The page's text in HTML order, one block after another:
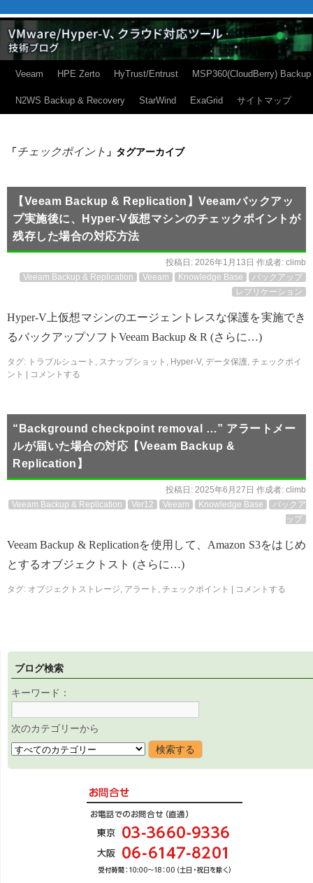
Veeam HPE Zerto HyTrust/Entrust MSP360(CloudBerry) Backup
N2WS Backup & Recovery StarWind ExaGrid サイトマップ
「チェックポイント 」タグアーカイブ
【Veeam Backup & Replication】Veeamバックアッ
プ実施後に、Hyper-V仮想マシンのチェックポイントが
残存した場合の対応方法
投稿日: 2026年1月13日 作成者: climb
Veeam Backup & Replication
Veeam Knowledge Base
バックアップ
レプリケーション
Hyper-V上仮想マシンのエージェントレスな保護を実施でき
るバックアップソフトVeeam Backup & R (さらに…)
タグ: トラブルシュート , スナップショット , Hyper-V, データ保護, チェックポイ
ント
コメントする
“Background checkpoint removal …” アラートメー
ルが届いた場合の対応【Veeam Backup &
Replication】
投稿日: 2025年6月27日 作成者: climb
Veeam Backup & Replication
Ver12 Veeam Knowledge Base
バックア
ップ
Veeam Backup & Replicationを使用して、Amazon S3をはじめ
とするオブジェクトスト (さらに…)
タグ: オブジェクトストレージ, アラート , チェックポイント コメントする
ブログ検索
キーワード：
次のカテゴリーから